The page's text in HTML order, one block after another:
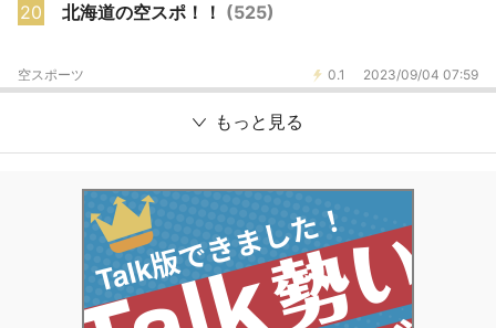
20 北海道の空スポ！！ (525)
0.1 2023/09/04 07:59
空スポーツ
もっと見る